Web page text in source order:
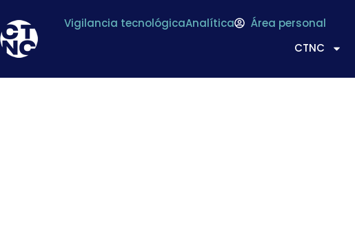
Vigilancia tecnológicaAnalítica
Área personal
CTNC